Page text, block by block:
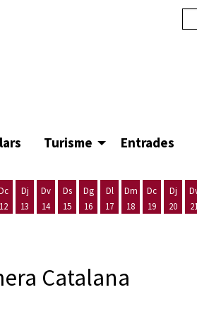
Turisme Entrades
12
Dj
13
Dv
14
Ds
15
Dg
16
Dl
17
Dm
18
Dc
19
Dj
20
Catalana